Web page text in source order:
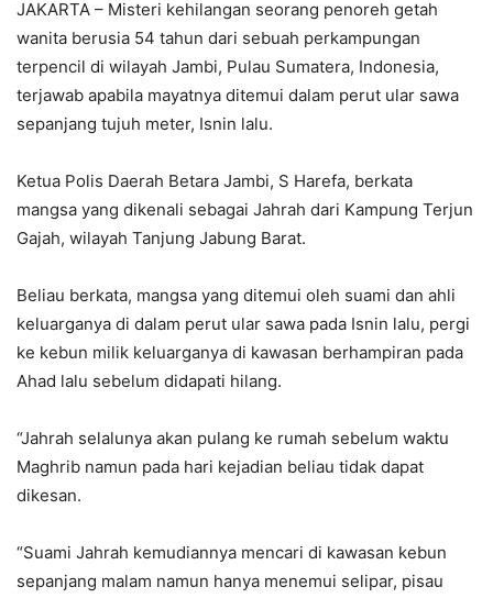
JAKARTA – Misteri kehilangan seorang penoreh getah
wanita berusia 54 tahun dari sebuah perkampungan
terpencil di wilayah Jambi, Pulau Sumatera, Indonesia,
terjawab apabila mayatnya ditemui dalam perut ular sawa
sepanjang tujuh meter, Isnin lalu.
Ketua Polis Daerah Betara Jambi, S Harefa, berkata
mangsa yang dikenali sebagai Jahrah dari Kampung Terjun
Gajah, wilayah Tanjung Jabung Barat.
Beliau berkata, mangsa yang ditemui oleh suami dan ahli
keluarganya di dalam perut ular sawa pada Isnin lalu, pergi
ke kebun milik keluarganya di kawasan berhampiran pada
Ahad lalu sebelum didapati hilang.
“Jahrah selalunya akan pulang ke rumah sebelum waktu
Maghrib namun pada hari kejadian beliau tidak dapat
dikesan.
“Suami Jahrah kemudiannya mencari di kawasan kebun
sepanjang malam namun hanya menemui selipar, pisau